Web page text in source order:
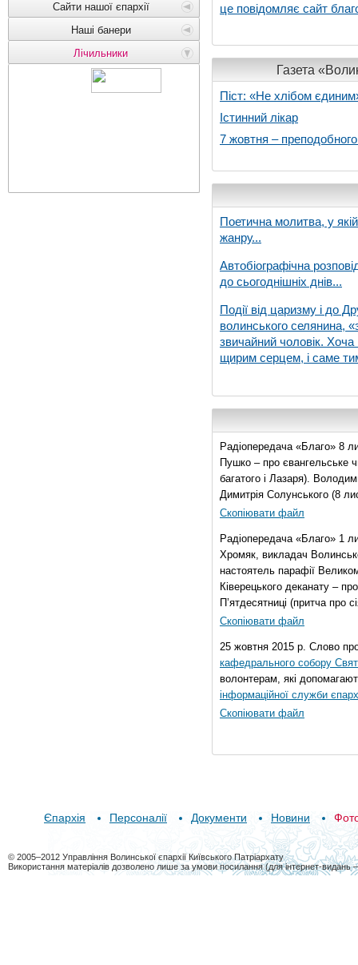
Сайти нашої єпархії
Наші банери
Лічильники
це повідомляє сайт
Газета
Піст: «Не хлібом
Істинний лікар
7 жовтня –
Поетична молитва, у
жанру...
Автобіографічна
до сьогоднішніх днів...
Події від царизму і до
волинського селянина,
звичайний чоловік. Хоча
щирим серцем, і саме
Радіопередача «Благо» 8
Пушко – про євангельське
багатого і Лазаря).
Димитрія Солунського (8
Скопіювати файл
Радіопередача «Благо» 1
Хромяк, викладач
настоятель парафії
Ківерецького деканату –
П’ятдесятниці (притча про
Скопіювати файл
25 жовтня 2015 р. Слово
кафедрального собору
волонтерам, які
інформаційної служби
Скопіювати файл
Єпархія Персоналії Документи Новини
© 2005–2012 Управління Волинської єпархії Київського Патріархату
Використання матеріалів дозволено лише за умови посилання (для інтернет-видань